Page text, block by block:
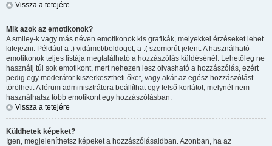
Vissza a tetejére
Mik azok az emotikonok?
A smiley-k vagy más néven emotikonok kis grafikák, melyekkel érzéseket lehet
kifejezni. Például a :) vidámot/boldogot, a :( szomorút jelent. A használható
emotikonok teljes listája megtalálható a hozzászólás küldésénél. Lehetőleg ne
használj túl sok emotikont, mert nehezen lesz olvasható a hozzászólás, ezért
pedig egy moderátor kiszerkesztheti őket, vagy akár az egész hozzászólást
törölheti. A fórum adminisztrátora beállíthat egy felső korlátot, melynél nem
használhatsz több emotikont egy hozzászólásban.
Vissza a tetejére
Küldhetek képeket?
Igen, megjeleníthetsz képeket a hozzászólásaidban. Azonban, ha az